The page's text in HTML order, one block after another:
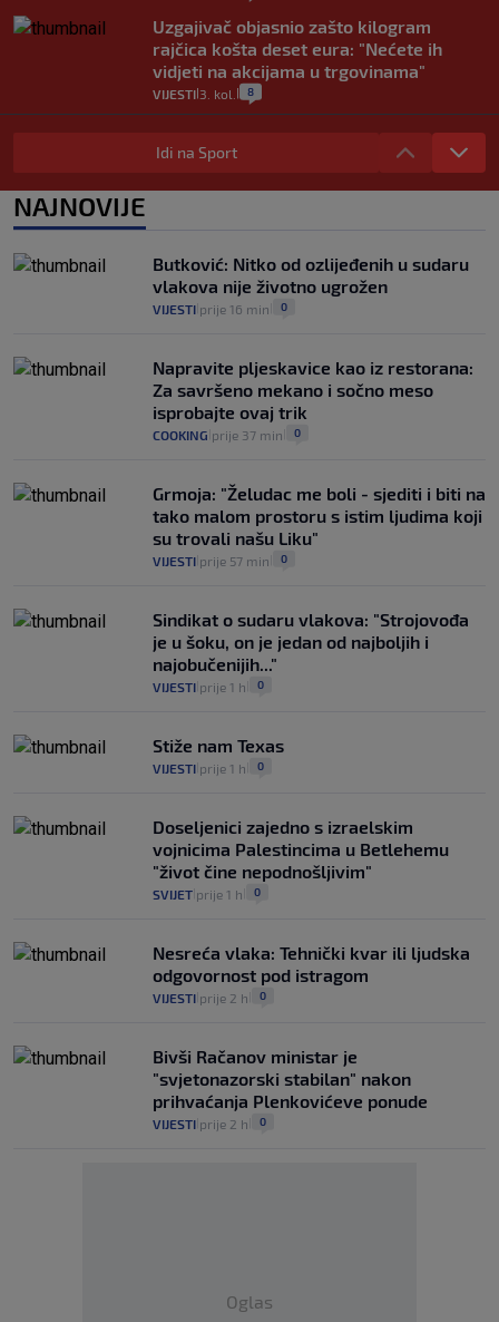
Uzgajivač objasnio zašto kilogram
rajčica košta deset eura: "Nećete ih
vidjeti na akcijama u trgovinama"
VIJESTI 3. kol. 8
Selidba je jedno od stresnijih iskustava.
Evo aktualnih cijena i nekoliko savjeta
VIJESTI 2. kol. 0
automobilom na Hvar iz Zagreba, a
koliko iz Osijeka
VIJESTI 2. kol.| 14
Idi na Sport
NAJNOVIJE
Butković: Nitko od ozlijeđenih u sudaru
vlakova nije životno ugrožen
VIJESTI prije 16 min 0
Napravite pljeskavice kao iz restorana:
Za savršeno mekano i sočno meso
isprobajte ovaj trik
COOKING prije 37 min 0
Grmoja: "Želudac me boli - sjediti i biti na
tako malom prostoru s istim ljudima koji
su trovali našu Liku"
VIJESTI prije 57 min 0
Sindikat o sudaru vlakova: "Strojovođa
je u šoku, on je jedan od najboljih i
najobučenijih..."
VIJESTI prije 1 h 0
Stiže nam Texas
VIJESTI prije 1 h 0
Doseljenici zajedno s izraelskim
vojnicima Palestincima u Betlehemu
"život čine nepodnošljivim"
SVIJET prije 1 h 0
Nesreća vlaka: Tehnički kvar ili ljudska
odgovornost pod istragom
VIJESTI prije 2 h 0
Bivši Račanov ministar je
"svjetonazorski stabilan" nakon
prihvaćanja Plenkovićeve ponude
VIJESTI prije 2 h 0
Oglas